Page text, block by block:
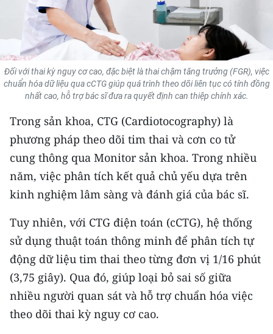
MÔI TRƯỜNG
BẠN ĐỌC
KIỂM CHỨNG THÔNG TIN
TRI THỨC CHUYÊN SÂU
54 DÂN TỘC VIỆT NAM
CHƯƠNG TRÌNH OCOP - MỖI XÃ
MỘT SẢN PHẨM
MEDIA CENTER
E-Magazine
Video
Media Chính trị
Đối với thai kỳ nguy cơ cao, đặc biệt là thai chậm tăng trưởng (FGR), việc
chuẩn hóa dữ liệu qua cCTG giúp quá trình theo dõi liên tục có tính đồng
nhất cao, hỗ trợ bác sĩ đưa ra quyết định can thiệp chính xác.
Trong sản khoa, CTG (Cardiotocography) là
phương pháp theo dõi tim thai và cơn co tử
cung thông qua Monitor sản khoa. Trong nhiều
năm, việc phân tích kết quả chủ yếu dựa trên
kinh nghiệm lâm sàng và đánh giá của bác sĩ.
Tuy nhiên, với CTG điện toán (cCTG), hệ thống
sử dụng thuật toán thông minh để phân tích tự
động dữ liệu tim thai theo từng đơn vị 1/16 phút
(3,75 giây). Qua đó, giúp loại bỏ sai số giữa
nhiều người quan sát và hỗ trợ chuẩn hóa việc
theo dõi thai kỳ nguy cơ cao.